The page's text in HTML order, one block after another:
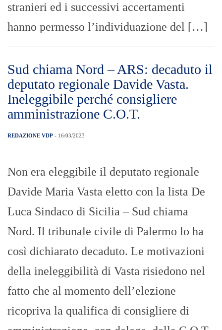
stranieri ed i successivi accertamenti
hanno permesso l’individuazione del […]
Sud chiama Nord – ARS: decaduto il
deputato regionale Davide Vasta.
Ineleggibile perché consigliere
amministrazione C.O.T.
REDAZIONE VDP - 16/03/2023
Non era eleggibile il deputato regionale
Davide Maria Vasta eletto con la lista De
Luca Sindaco di Sicilia – Sud chiama
Nord. Il tribunale civile di Palermo lo ha
così dichiarato decaduto. Le motivazioni
della ineleggibilità di Vasta risiedono nel
fatto che al momento dell’elezione
ricopriva la qualifica di consigliere di